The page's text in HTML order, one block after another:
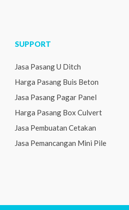
SUPPORT
Jasa Pasang U Ditch
Harga Pasang Buis Beton
Jasa Pasang Pagar Panel
Harga Pasang Box Culvert
Jasa Pembuatan Cetakan
Jasa Pemancangan Mini Pile